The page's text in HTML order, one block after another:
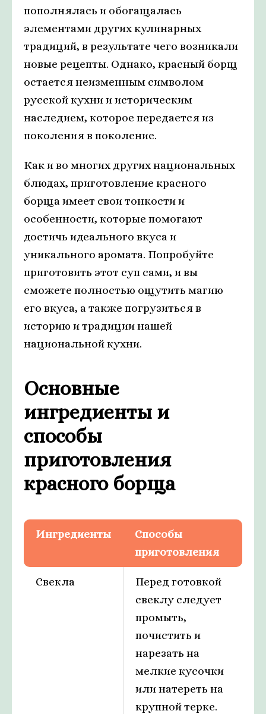
пополнялась и обогащалась
элементами других кулинарных
традиций, в результате чего возникали
новые рецепты. Однако, красный борщ
остается неизменным символом
русской кухни и историческим
наследием, которое передается из
поколения в поколение.
Как и во многих других национальных
блюдах, приготовление красного
борща имеет свои тонкости и
особенности, которые помогают
достичь идеального вкуса и
уникального аромата. Попробуйте
приготовить этот суп сами, и вы
сможете полностью ощутить магию
его вкуса, а также погрузиться в
историю и традиции нашей
национальной кухни.
Основные
ингредиенты и
способы
приготовления
красного борща
Ингредиенты
Способы
приготовления
Свекла
Перед готовкой
свеклу следует
промыть,
почистить и
нарезать на
мелкие кусочки
или натереть на
крупной терке.